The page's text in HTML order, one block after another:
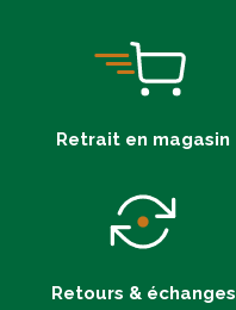
Retrait en magasin
Retours & échanges